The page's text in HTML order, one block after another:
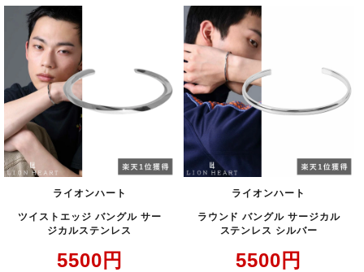
ライオンハート
ツイストエッジ バングル サー
ジカルステンレス
5500 円
ライオンハート
ラウンド バングル サージカル
ステンレス シルバー
5500 円